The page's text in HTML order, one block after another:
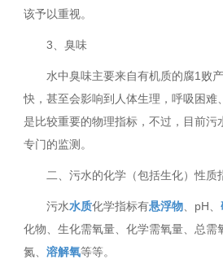
该予以重视。
3、臭味
水中臭味主要来自有机质的腐1败
快，甚至会影响到人体生理，呼吸困难
是比较重要的物理指标，不过，目前污
专门的监测。
二、污水的化学（包括生化）性质
污水水质化学指标有悬浮物 、pH、
化物、生化需氧量、化学需氧量、总需
氮、溶解氧等等。